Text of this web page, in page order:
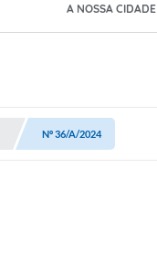
A NOSSA CIDADE
Nº 36/A/2024